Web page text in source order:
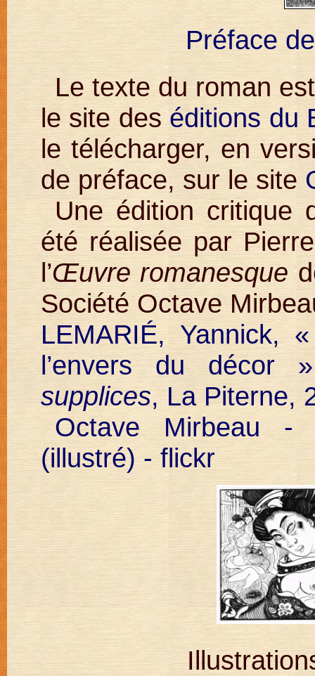
Préface
Le texte du roman
le site des éditions du
le télécharger, en
de préface, sur le site
Une édition critique
été réalisée par
l’Œuvre romanesque
Société Octave
LEMARIÉ, Yannick,
l’envers du
supplices, La Piterne,
Octave Mirbeau -
(illustré) - flickr